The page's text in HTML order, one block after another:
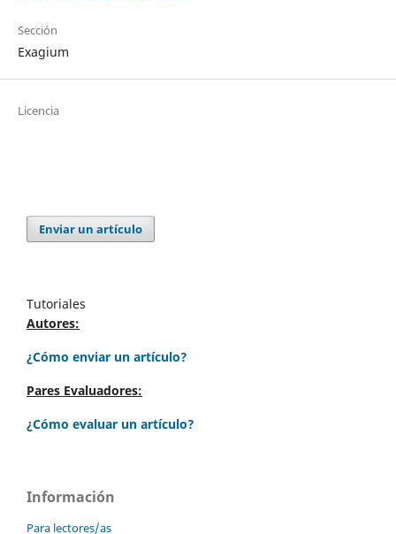
Sección
Exagium
Licencia
Enviar un artículo
Tutoriales
Autores:
¿Cómo enviar un artículo?
Pares Evaluadores:
¿Cómo evaluar un artículo?
Información
Para lectores/as